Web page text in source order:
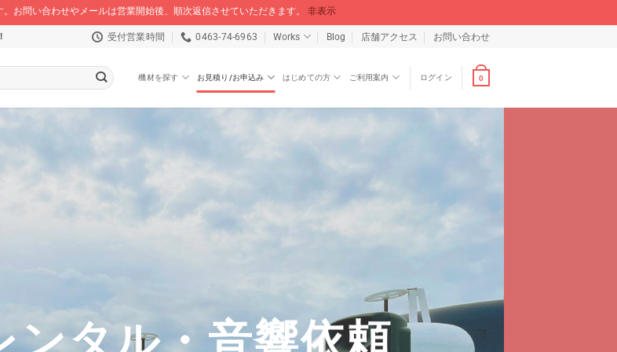
お問い合わせやメールは営業開始後、順次返信させていただきます。 非表示
受付営業時間 0463-74-6963 Works Blog 店舗アクセス お問い合わせ
機材を探す お見積り/お申込み はじめての方 ご利用案内 ログイン 0
ンタル・音響依頼